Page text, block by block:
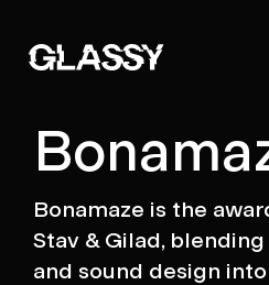
Bonamaze is the
Stav & Gilad,
and sound design